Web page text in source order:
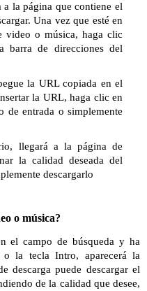
la página que contiene el
Una vez que esté en
video o música, haga clic
de direcciones del
la URL copiada en el
la URL, haga clic en
de entrada o simplemente
llegará a la página de
la calidad deseada del
descargarlo
o música?
el campo de búsqueda y ha
o la tecla Intro, aparecerá la
descarga puede descargar el
de la calidad que desee,